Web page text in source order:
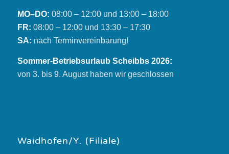
MO–DO: 08:00 – 12:00 und 13:00 – 18:00
FR: 08:00 – 12:00 und 13:30 – 17:30
SA: nach Terminvereinbarung!
Sommer-Betriebsurlaub Scheibbs 2026:
von 3. bis 9. August haben wir geschlossen
Waidhofen/Y. (Filiale)